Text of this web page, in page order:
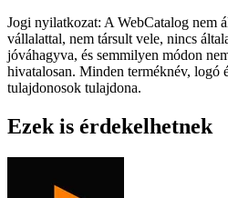
Jogi nyilatkozat: A WebCatalog nem
vállalattal, nem társult vele, nincs
jóváhagyva, és semmilyen módon
hivatalosan. Minden terméknév, logó
tulajdonosok tulajdona.
Ezek is érdekelhetnek